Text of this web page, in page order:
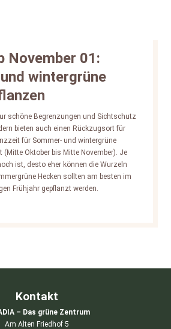
November 01:
wintergrüne
schöne Begrenzungen und Sichtschutz
bieten auch einen Rückzugsort für
für Sommer- und wintergrüne
(Mitte Oktober bis Mitte November). Je
ist, desto eher können die Wurzeln
Hecken sollten am besten im
Frühjahr gepflanzt werden.
Kontakt
– Das grüne Zentrum
Am Alten Friedhof 5